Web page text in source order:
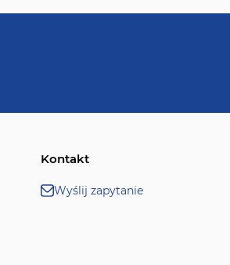
Kontakt
Wyślij zapytanie